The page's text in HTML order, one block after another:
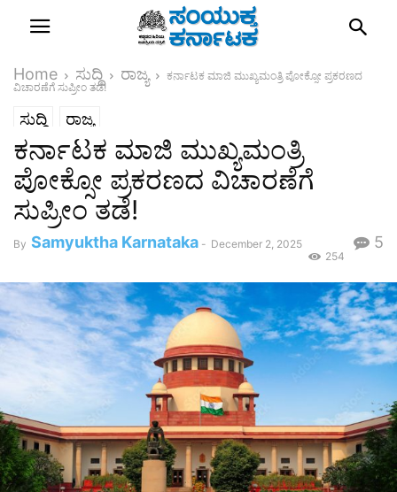
Home ಸುದ್ದಿ ರಾಜ್ಯ
ಕರ್ನಾಟಕ ಮಾಜಿ ಮುಖ್ಯಮಂತ್ರಿ ಪೋಕ್ಸೋ ಪ್ರಕರಣದ
ವಿಚಾರಣೆಗೆ ಸುಪ್ರೀಂ ತಡೆ!
ಸುದ್ದಿ ರಾಜ್ಯ
ಕರ್ನಾಟಕ ಮಾಜಿ ಮುಖ್ಯಮಂತ್ರಿ
ಪೋಕ್ಸೋ ಪ್ರಕರಣದ ವಿಚಾರಣೆಗೆ
ಸುಪ್ರೀಂ ತಡೆ!
By Samyuktha Karnataka - December 2, 2025 5
254